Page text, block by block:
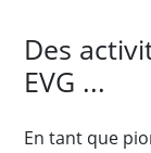
Des
EVG ...
En tant que